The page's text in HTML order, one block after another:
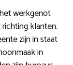
werkgenot
klanten.
zijn in staat
in